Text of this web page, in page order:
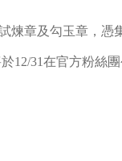
章及勾玉章，憑
12/31在官方粉絲